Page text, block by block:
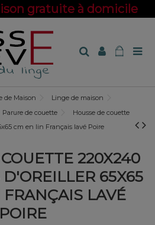
gratuite à domicile
de Maison
Linge de maison
Parure de couette
Housse de couette
cm en lin Français lavé Poire
220X240
65X65
LAVÉ
POIRE